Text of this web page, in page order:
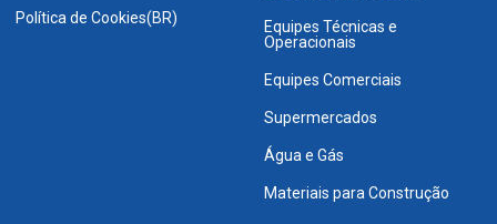
Política de Cookies(BR)
Equipes Técnicas e
Operacionais
Equipes Comerciais
Supermercados
Água e Gás
Materiais para Construção